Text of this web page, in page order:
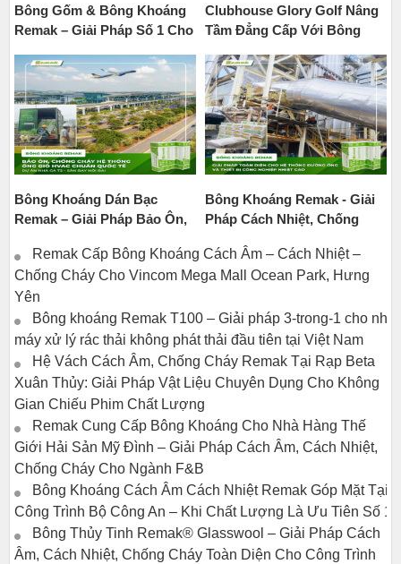
Bông Gốm & Bông Khoáng
Remak – Giải Pháp Số 1 Cho
Công Nghiệp
Clubhouse Glory Golf Nâng
Tầm Đẳng Cấp Với Bông
Bông Khoáng Dán Bạc
Remak – Giải Pháp Bảo Ôn,
Tối Ưu Cho Nhà Ga Quốc Tế
T2 – Sân Bay Nội Bài
Bông Khoáng Remak - Giải
Pháp Cách Nhiệt, Chống
Thống Đường Ống Và Thiết
Bị Công Nghiệp Nhiệt Cao
Remak Cấp Bông Khoáng Cách Âm – Cách Nhiệt –
Chống Cháy Cho Vincom Mega Mall Ocean Park, Hưng
Yên
Bông khoáng Remak T100 – Giải pháp 3-trong-1 cho nhà
máy xử lý rác thải không phát thải đầu tiên tại Việt Nam
Hệ Vách Cách Âm, Chống Cháy Remak Tại Rạp Beta
Xuân Thủy: Giải Pháp Vật Liệu Chuyên Dụng Cho Không
Gian Chiếu Phim Chất Lượng
Remak Cung Cấp Bông Khoáng Cho Nhà Hàng Thế
Giới Hải Sản Mỹ Đình – Giải Pháp Cách Âm, Cách Nhiệt,
Chống Cháy Cho Ngành F&B
Bông Khoáng Cách Âm Cách Nhiệt Remak Góp Mặt Tại
Công Trình Bộ Công An – Khi Chất Lượng Là Ưu Tiên Số 1
Bông Thủy Tinh Remak® Glasswool – Giải Pháp Cách
Âm, Cách Nhiệt, Chống Cháy Toàn Diện Cho Công Trình